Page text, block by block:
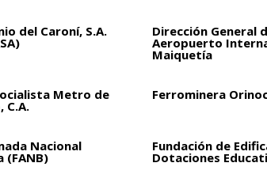
del Caroní, S.A. Dirección General
Aeropuerto
Maiquetía
Metro de
C.A.
Ferrominera
Nacional
(FANB)
Fundación de
Dotaciones